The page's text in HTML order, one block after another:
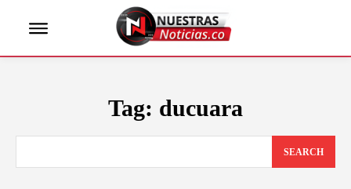
Tag: ducuara
SEARCH